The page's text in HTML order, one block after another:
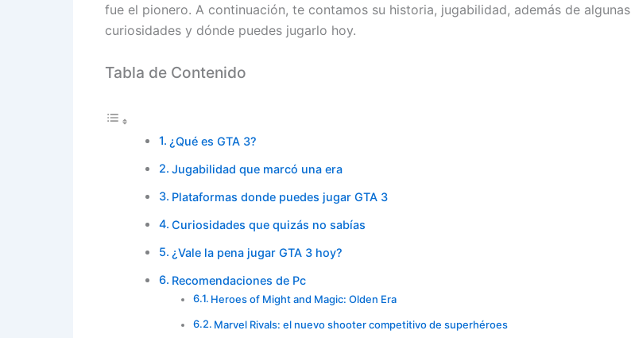
fue el pionero. A continuación, te contamos su historia, jugabilidad, además de algunas
curiosidades y dónde puedes jugarlo hoy.
Tabla de Contenido
¿Qué es GTA 3?
Jugabilidad que marcó una era
Plataformas donde puedes jugar GTA 3
Curiosidades que quizás no sabías
¿Vale la pena jugar GTA 3 hoy?
Recomendaciones de Pc
Heroes of Might and Magic: Olden Era
Marvel Rivals: el nuevo shooter competitivo de superhéroes